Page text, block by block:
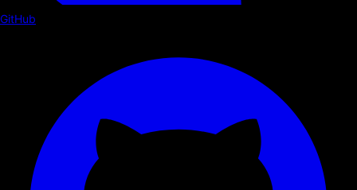
GitHub